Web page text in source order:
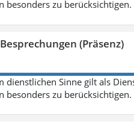
zu berücksichtigen.
(Präsenz)
dienstlichen Sinne gilt als
besonders zu berücksichtigen.